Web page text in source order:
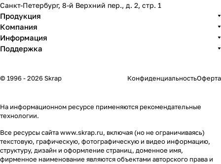
Санкт-Петербург, 8-й Верхний пер., д. 2, стр. 1
Продукция
Компания
Информация
Поддержка
© 1996 - 2026 Skrap КонфиденциальностьОферта
На информационном ресурсе применяются рекомендательные
технологии.
Все ресурсы сайта www.skrap.ru, включая (но не ограничиваясь)
текстовую, графическую, фотографическую и видео информацию,
структуру, дизайн и оформление страниц, доменное имя,
фирменное наименование являются объектами авторского права и